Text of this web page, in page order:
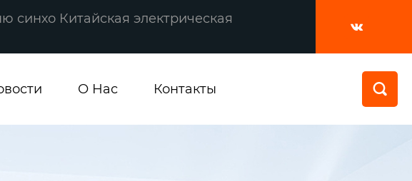
Китайская электрическая

О Нас Контакты 